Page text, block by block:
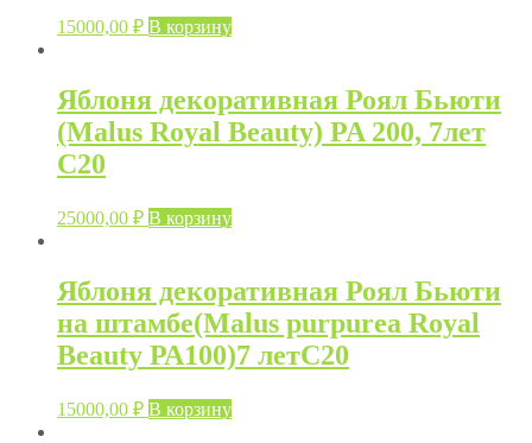
15000,00 ₽ В корзину
Яблоня декоративная Роял Бьюти
(Malus Royal Beauty) PA 200, 7лет
С20
25000,00 ₽ В корзину
Яблоня декоративная Роял Бьюти
на штамбе(Malus purpurea Royal
Beauty РА100)7 летC20
15000,00 ₽ В корзину